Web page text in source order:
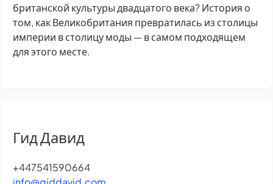
британской культуры двадцатого века? История о
том, как Великобритания превратилась из столицы
империи в столицу моды — в самом подходящем
для этого месте.
Гид Давид
+447541590664